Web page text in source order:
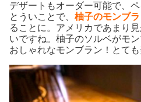
デザートもオーダー可能で、
とういことで、 柚子のモンブ
ることに。アメリカであまり
いですね。柚子のソルベがモ
おしゃれなモンブラン！とても